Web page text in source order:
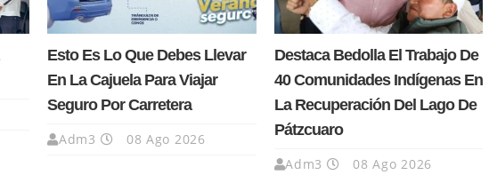
Esto Es Lo Que Debes Llevar
En La Cajuela Para Viajar
Seguro Por Carretera
Adm3 08 Ago 2026
Destaca Bedolla El Trabajo De
40 Comunidades Indígenas En
La Recuperación Del Lago De
Pátzcuaro
Adm3 08 Ago 2026